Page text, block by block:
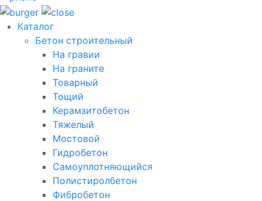
Каталог
Бетон строительный
На гравии
На граните
Товарный
Тощий
Керамзитобетон
Тяжелый
Мостовой
Гидробетон
Самоуплотняющийся
Полистиролбетон
Фибробетон